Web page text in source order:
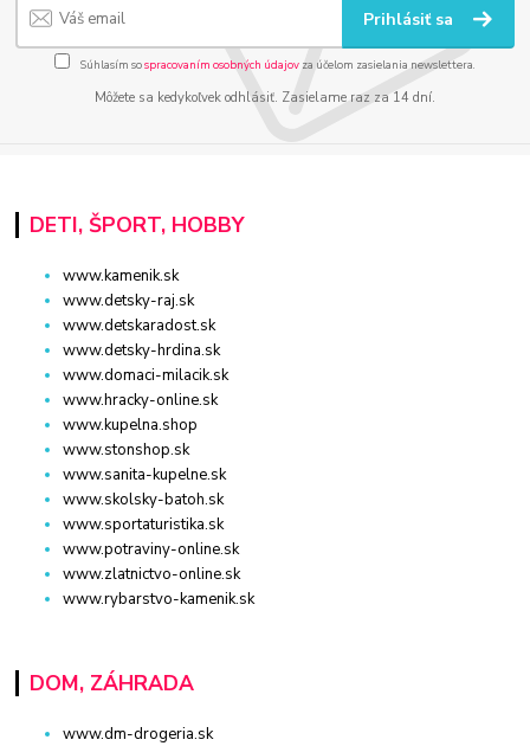
Prihlásiť sa
Súhlasím sospracovaním osobných údajov za účelom zasielania newslettera.
Môžete sa kedykoľvek odhlásiť. Zasielame raz za 14 dní.
DETI, ŠPORT, HOBBY
www.kamenik.sk
www.detsky-raj.sk
www.detskaradost.sk
www.detsky-hrdina.sk
www.domaci-milacik.sk
www.hracky-online.sk
www.kupelna.shop
www.stonshop.sk
www.sanita-kupelne.sk
www.skolsky-batoh.sk
www.sportaturistika.sk
www.potraviny-online.sk
www.zlatnictvo-online.sk
www.rybarstvo-kamenik.sk
DOM, ZÁHRADA
www.dm-drogeria.sk